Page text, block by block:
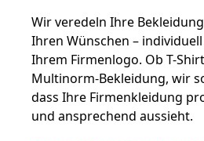
Wir veredeln Ihre
Ihren Wünschen –
Ihrem Firmenlogo. Ob T-
Multinorm-Bekleidung, wir
dass Ihre Firmenkleidung
und ansprechend aussieht.